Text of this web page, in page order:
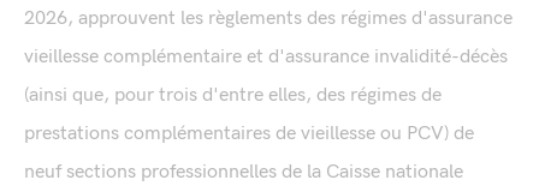
2026, approuvent les règlements des régimes d'assurance
vieillesse complémentaire et d'assurance invalidité-décès
(ainsi que, pour trois d'entre elles, des régimes de
prestations complémentaires de vieillesse ou PCV) de
neuf sections professionnelles de la Caisse nationale